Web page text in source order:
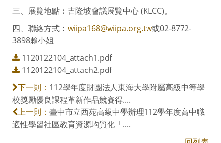
三、展覽地點︰吉隆坡會議展覽中心 (KLCC)。
四、聯絡方式︰ wiipa168@wiipa.org.tw或02-8772-
3898賴小姐
1120122104_attach1.pdf
1120122104_attach2.pdf
下一則： 112學年度財團法人東海大學附屬高級中等學
校獎勵優良課程革新作品競賽得....
上一則： 臺中市立西苑高級中學辦理112學年度高中職
適性學習社區教育資源均質化「....